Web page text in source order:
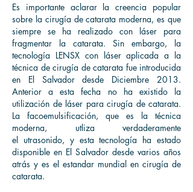
Es importante aclarar la creencia popular
sobre la cirugía de catarata moderna, es que
siempre se ha realizado con láser para
fragmentar la catarata. Sin embargo, la
tecnología LENSX con láser aplicada a la
técnica de cirugía de catarata fue introducida
en El Salvador desde Diciembre 2013.
Anterior a esta fecha no ha existido la
utilización de láser para cirugía de catarata.
La facoemulsificación, que es la técnica
moderna, utliza verdaderamente
el utrasonido, y esta tecnología ha estado
disponible en El Salvador desde varios años
atrás y es el estandar mundial en cirugía de
catarata.